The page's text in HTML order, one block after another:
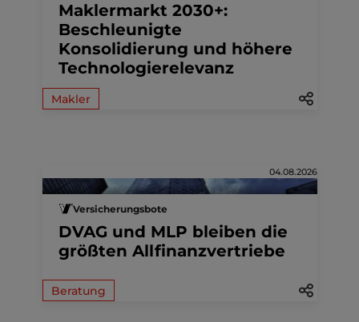
Maklermarkt 2030+:
Beschleunigte
Konsolidierung und höhere
Technologierelevanz
Makler
04.08.2026
Versicherungsbote
DVAG und MLP bleiben die
größten Allfinanzvertriebe
Beratung